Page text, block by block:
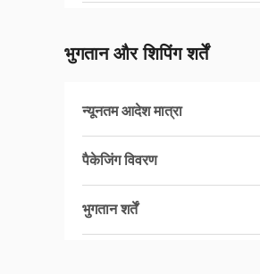
भुगतान और शिपिंग शर्तें
न्यूनतम आदेश मात्रा
पैकेजिंग विवरण
भुगतान शर्तें